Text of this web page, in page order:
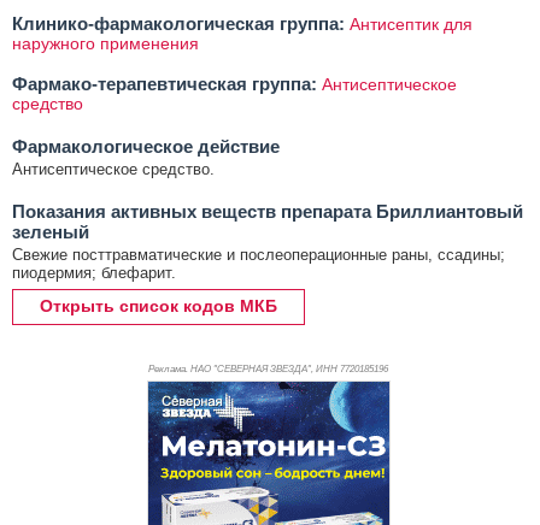
Клинико-фармакологическая группа: Антисептик для
наружного применения
Фармако-терапевтическая группа: Антисептическое
средство
Фармакологическое действие
Антисептическое средство.
Показания активных веществ препарата Бриллиантовый
зеленый
Свежие посттравматические и послеоперационные раны, ссадины;
пиодермия; блефарит.
Открыть список кодов МКБ
Реклама. НАО "СЕВЕРНАЯ ЗВЕЗДА", ИНН 7720185196